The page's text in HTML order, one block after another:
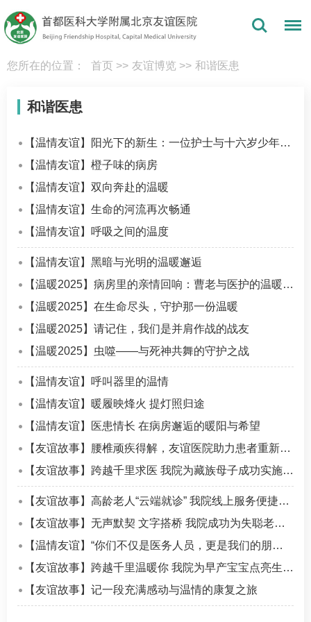
您所在的位置： 首页 >> 友谊博览 >> 和谐医患
和谐医患
【温情友谊】阳光下的新生：一位护士与十六岁少年的生命之约
【温情友谊】橙子味的病房
【温情友谊】双向奔赴的温暖
【温情友谊】生命的河流再次畅通
【温情友谊】呼吸之间的温度
【温情友谊】黑暗与光明的温暖邂逅
【温暖2025】病房里的亲情回响：曹老与医护的温暖故事
【温暖2025】在生命尽头，守护那一份温暖
【温暖2025】请记住，我们是并肩作战的战友
【温暖2025】虫噬——与死神共舞的守护之战
【温情友谊】呼叫器里的温情
【温情友谊】暖履映烽火 提灯照归途
【温情友谊】医患情长 在病房邂逅的暖阳与希望
【友谊故事】腰椎顽疾得解，友谊医院助力患者重新“走”向健康
【友谊故事】跨越千里求医 我院为藏族母子成功实施复杂手术
【友谊故事】高龄老人“云端就诊” 我院线上服务便捷温暖
【友谊故事】无声默契 文字搭桥 我院成功为失聪老人完成腰椎微创手术
【温情友谊】“你们不仅是医务人员，更是我们的朋友、是亲人”
【友谊故事】跨越千里温暖你 我院为早产宝宝点亮生命之光
【友谊故事】记一段充满感动与温情的康复之旅